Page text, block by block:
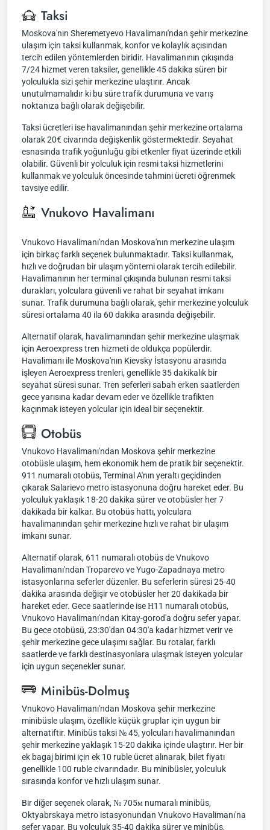
Taksi
Moskova'nın Sheremetyevo Havalimanı'ndan şehir merkezine
ulaşım için taksi kullanmak, konfor ve kolaylık açısından
tercih edilen yöntemlerden biridir. Havalimanının çıkışında
7/24 hizmet veren taksiler, genellikle 45 dakika süren bir
yolculukla sizi şehir merkezine ulaştırır. Ancak
unutulmamalıdır ki bu süre trafik durumuna ve varış
noktanıza bağlı olarak değişebilir.
Taksi ücretleri ise havalimanından şehir merkezine ortalama
olarak 20€ civarında değişkenlik göstermektedir. Seyahat
esnasında trafik yoğunluğu gibi etkenler fiyat üzerinde etkili
olabilir. Güvenli bir yolculuk için resmi taksi hizmetlerini
kullanmak ve yolculuk öncesinde tahmini ücreti öğrenmek
tavsiye edilir.
Vnukovo Havalimanı
Vnukovo Havalimanı'ndan Moskova'nın merkezine ulaşım
için birkaç farklı seçenek bulunmaktadır. Taksi kullanmak,
hızlı ve doğrudan bir ulaşım yöntemi olarak tercih edilebilir.
Havalimanının her terminal çıkışında bulunan resmi taksi
durakları, yolculara güvenli ve rahat bir seyahat imkanı
sunar. Trafik durumuna bağlı olarak, şehir merkezine yolculuk
süresi ortalama 40 ila 60 dakika arasında değişebilir.
Alternatif olarak, havalimanından şehir merkezine ulaşmak
için Aeroexpress tren hizmeti de oldukça popülerdir.
Havalimanı ile Moskova'nın Kievsky İstasyonu arasında
işleyen Aeroexpress trenleri, genellikle 35 dakikalık bir
seyahat süresi sunar. Tren seferleri sabah erken saatlerden
gece yarısına kadar devam eder ve özellikle trafikten
kaçınmak isteyen yolcular için ideal bir seçenektir.
Otobüs
Vnukovo Havalimanı'ndan Moskova şehir merkezine
otobüsle ulaşım, hem ekonomik hem de pratik bir seçenektir.
911 numaralı otobüs, Terminal A'nın yeraltı geçidinden
çıkarak Salarievo metro istasyonuna doğru hareket eder. Bu
yolculuk yaklaşık 18-20 dakika sürer ve otobüsler her 7
dakikada bir kalkar. Bu otobüs hattı, yolculara
havalimanından şehir merkezine hızlı ve rahat bir ulaşım
imkanı sunar.
Alternatif olarak, 611 numaralı otobüs de Vnukovo
Havalimanı'ndan Troparevo ve Yugo-Zapadnaya metro
istasyonlarına seferler düzenler. Bu seferlerin süresi 25-40
dakika arasında değişir ve otobüsler her 20 dakikada bir
hareket eder. Gece saatlerinde ise Н11 numaralı otobüs,
Vnukovo Havalimanı'ndan Kitay-gorod'a doğru sefer yapar.
Bu gece otobüsü, 23:30'dan 04:30'a kadar hizmet verir ve
şehir merkezine gece ulaşımı sağlar. Bu rotalar, farklı
saatlerde ve farklı destinasyonlara ulaşmak isteyen yolcular
için uygun seçenekler sunar.
Minibüs-Dolmuş
Vnukovo Havalimanı'ndan Moskova şehir merkezine
minibüsle ulaşım, özellikle küçük gruplar için uygun bir
alternatiftir. Minibüs taksi № 45, yolcuları havalimanından
şehir merkezine yaklaşık 15-20 dakika içinde ulaştırır. Her bir
ek bagaj birimi için ek 10 ruble ücret alınarak, bilet fiyatı
genellikle 100 ruble civarındadır. Bu minibüsler, yolculuk
sırasında konfor ve hızlı ulaşım sunar.
Bir diğer seçenek olarak, № 705м numaralı minibüs,
Oktyabrskaya metro istasyonundan Vnukovo Havalimanı'na
sefer yapar. Bu yolculuk 35-40 dakika sürer ve minibüs,